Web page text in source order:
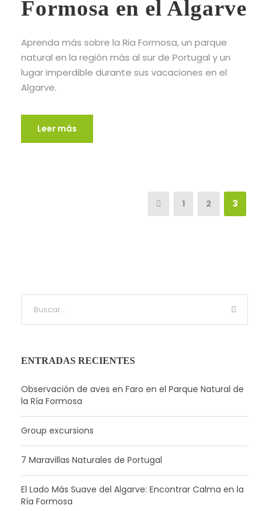
Formosa en el Algarve
Aprenda más sobre la Ria Formosa, un parque
natural en la región más al sur de Portugal y un
lugar imperdible durante sus vacaciones en el
Algarve.
Leer más
1 2 3
ENTRADAS RECIENTES
Observación de aves en Faro en el Parque Natural de
la Ría Formosa
Group excursions
7 Maravillas Naturales de Portugal
El Lado Más Suave del Algarve: Encontrar Calma en la
Ría Formosa